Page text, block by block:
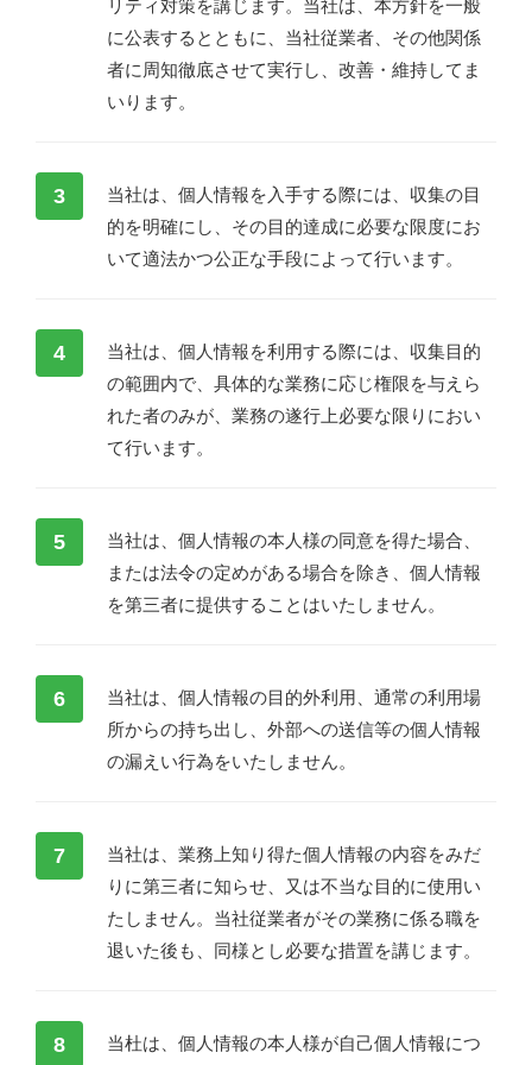
リティ対策を講じます。当社は、本方針を一般
に公表するとともに、当社従業者、その他関係
者に周知徹底させて実行し、改善・維持してま
いります。
3
当社は、個人情報を入手する際には、収集の目
的を明確にし、その目的達成に必要な限度にお
いて適法かつ公正な手段によって行います。
4
当社は、個人情報を利用する際には、収集目的
の範囲内で、具体的な業務に応じ権限を与えら
れた者のみが、業務の遂行上必要な限りにおい
て行います。
5
当社は、個人情報の本人様の同意を得た場合、
または法令の定めがある場合を除き、個人情報
を第三者に提供することはいたしません。
6
当社は、個人情報の目的外利用、通常の利用場
所からの持ち出し、外部への送信等の個人情報
の漏えい行為をいたしません。
7
当社は、業務上知り得た個人情報の内容をみだ
りに第三者に知らせ、又は不当な目的に使用い
たしません。当社従業者がその業務に係る職を
退いた後も、同様とし必要な措置を講じます。
8 当杜は、個人情報の本人様が自己個人情報につ